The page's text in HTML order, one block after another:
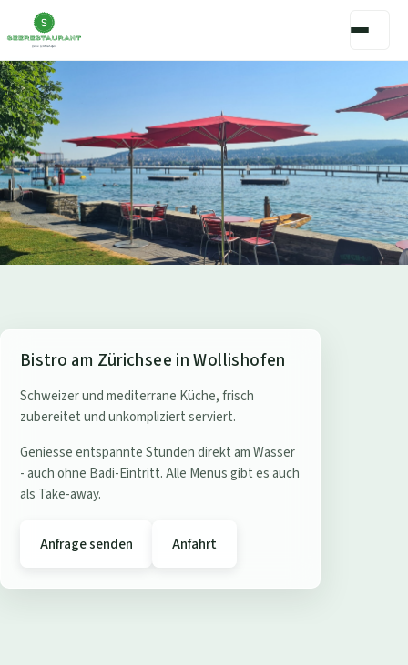
S
e
e
e
s
r
Bistro am Zürichsee in Wollishofen
Schweizer und mediterrane Küche, frisch
zubereitet und unkompliziert serviert.
Geniesse entspannte Stunden direkt am Wasser
- auch ohne Badi-Eintritt. Alle Menus gibt es auch
als Take-away.
Anfrage senden Anfahrt